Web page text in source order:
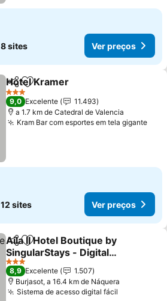
8 sites Ver preços
PartilharAdicionar aos favoritos
Hotel Kramer
3 Estrelas
9,0 Excelente
11.493
a 1.7 km de Catedral de Valencia
Kram Bar com esportes em tela gigante
12 sites Ver preços
PartilharAdicionar aos favoritos
Aila II Hotel Boutique by
SingularStays - Digital
Access
3 Estrelas
8,9 Excelente
1.507
Burjasot, a 16.4 km de Náquera
Sistema de acesso digital fácil